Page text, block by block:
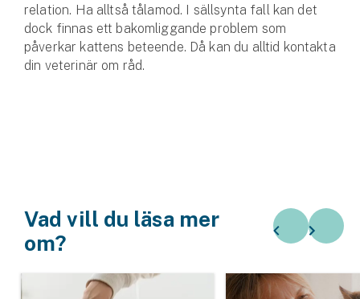
relation. Ha alltså tålamod. I sällsynta fall kan det
dock finnas ett bakomliggande problem som
påverkar kattens beteende. Då kan du alltid kontakta
din veterinär om råd.
Vad vill du läsa mer
om?